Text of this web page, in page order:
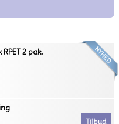
2 pak.